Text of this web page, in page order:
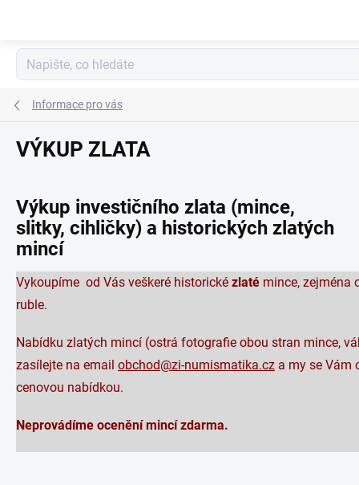
Informace pro vás
VÝKUP ZLATA
Výkup investičního zlata (mince,
slitky, cihličky) a historických zlatých
mincí
Vykoupíme od Vás veškeré historické zlaté mince, zejména
ruble.
Nabídku zlatých mincí (ostrá fotografie obou stran mince,
zasílejte na email obchod@zi-numismatika.cz a my se Vám
cenovou nabídkou.
Neprovádíme ocenění mincí zdarma.